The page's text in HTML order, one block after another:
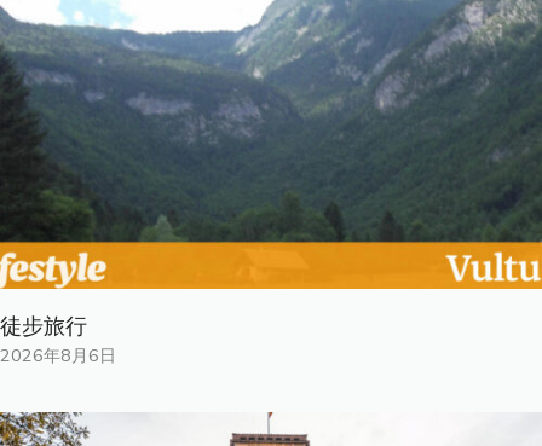
徒步旅行
2026年8月6日